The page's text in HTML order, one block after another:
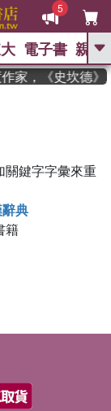
5
GO
孩：黎曼猜想 、
電子書 親子
家，《史坎德》
關鍵字字彙來重
典
籍